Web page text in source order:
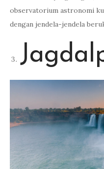
observatorium astronomi
dengan jendela-jendela